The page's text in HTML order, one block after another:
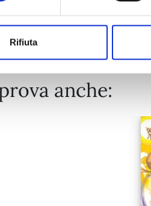
Rifiuta
anche: